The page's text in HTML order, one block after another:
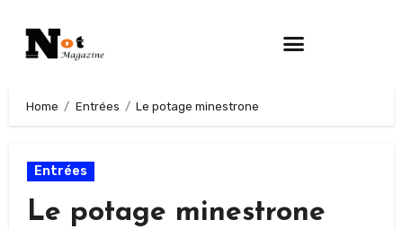
Home Entrées Le potage minestrone
Entrées
Le potage minestrone